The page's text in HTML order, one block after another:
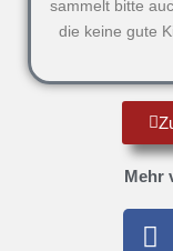
sammelt bitte
die keine gute
Mehr